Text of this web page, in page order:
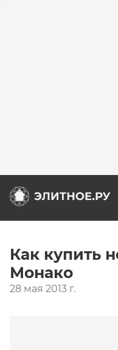
Как купить
Монако
28 мая 2013 г.